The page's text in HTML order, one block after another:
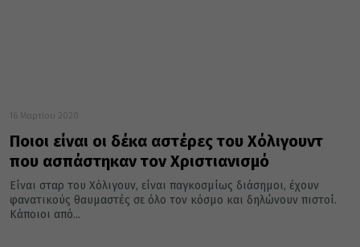
16 Μαρτίου 2020
Ποιοι είναι οι δέκα αστέρες του Χόλιγουντ
που ασπάστηκαν τον Χριστιανισμό
Είναι σταρ του Χόλιγουν, είναι παγκοσμίως διάσημοι, έχουν
φανατικούς θαυμαστές σε όλο τον κόσμο και δηλώνουν πιστοί.
Κάποιοι από...